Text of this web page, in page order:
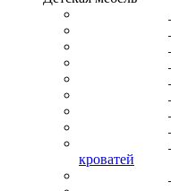
кроватей